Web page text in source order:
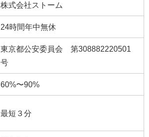
株式会社ストーム
24時間年中無休
東京都公安委員会 第308882220501
号
60%〜90%
最短３分